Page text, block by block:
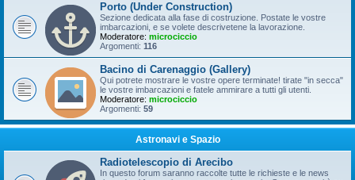
Porto (Under Construction)
Sezione dedicata alla fase di costruzione. Postate le vostre
imbarcazioni, e se volete descrivetene la lavorazione.
Moderatore: microciccio
Argomenti: 116
Bacino di Carenaggio (Gallery)
Qui potrete mostrare le vostre opere terminate! tirate "in secca"
le vostre imbarcazioni e fatele ammirare a tutti gli utenti.
Moderatore: microciccio
Argomenti: 59
Astronavi e Spazio
Radiotelescopio di Arecibo
In questo forum saranno raccolte tutte le richieste e le news